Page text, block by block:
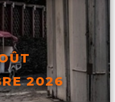
2026